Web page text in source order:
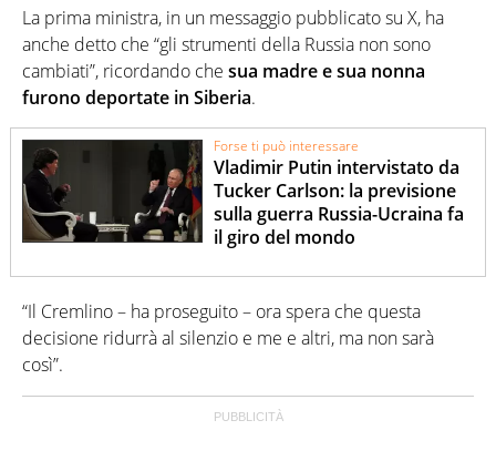
La prima ministra, in un messaggio pubblicato su X, ha
anche detto che “gli strumenti della Russia non sono
cambiati”, ricordando che sua madre e sua nonna
furono deportate in Siberia.
Forse ti può interessare
Vladimir Putin intervistato da
Tucker Carlson: la previsione
sulla guerra Russia-Ucraina fa
il giro del mondo
“Il Cremlino – ha proseguito – ora spera che questa
decisione ridurrà al silenzio e me e altri, ma non sarà
così”.